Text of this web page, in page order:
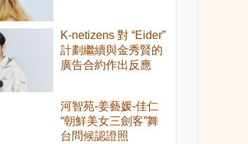
K-netizens 對 “Eider”
計劃繼續與金秀賢的
廣告合約作出反應
河智苑-姜藝媛-佳仁
“朝鮮美女三劍客”舞
台問候認證照